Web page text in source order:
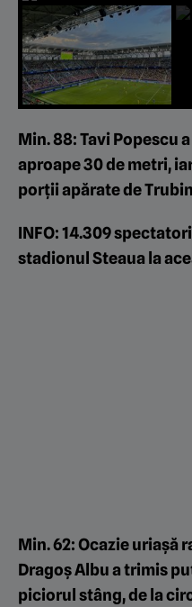
Min. 88: Tavi Popescu
aproape 30 de metri,
porții apărate de
INFO: 14.309
stadionul Steaua la
Min. 62: Ocazie uriașă
Dragoș Albu a trimis
piciorul stâng, de la